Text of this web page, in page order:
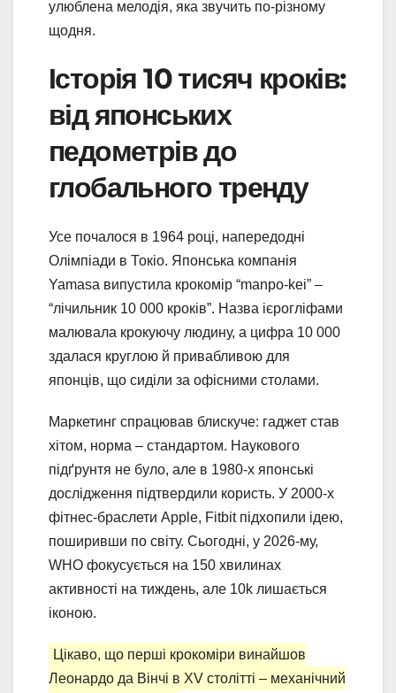
улюблена мелодія, яка звучить по-різному
щодня.
Історія 10 тисяч кроків:
від японських
педометрів до
глобального тренду
Усе почалося в 1964 році, напередодні
Олімпіади в Токіо. Японська компанія
Yamasa випустила крокомір “manpo-kei” –
“лічильник 10 000 кроків”. Назва ієрогліфами
малювала крокуючу людину, а цифра 10 000
здалася круглою й привабливою для
японців, що сиділи за офісними столами.
Маркетинг спрацював блискуче: гаджет став
хітом, норма – стандартом. Наукового
підґрунтя не було, але в 1980-х японські
дослідження підтвердили користь. У 2000-х
фітнес-браслети Apple, Fitbit підхопили ідею,
поширивши по світу. Сьогодні, у 2026-му,
WHO фокусується на 150 хвилинах
активності на тиждень, але 10k лишається
іконою.
Цікаво, що перші крокоміри винайшов
Леонардо да Вінчі в XV столітті – механічний